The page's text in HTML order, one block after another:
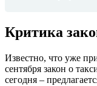
Критика
Известно, что уже
сентября закон о
сегодня –